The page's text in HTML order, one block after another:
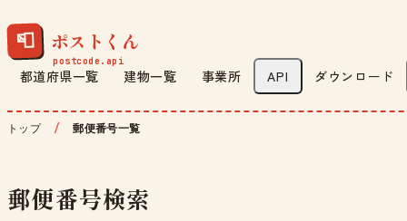
📮 ポストくん
都道府県一覧 建物一覧 事業所 API ダウンロード
トップ 郵便番号一覧
郵便番号検索